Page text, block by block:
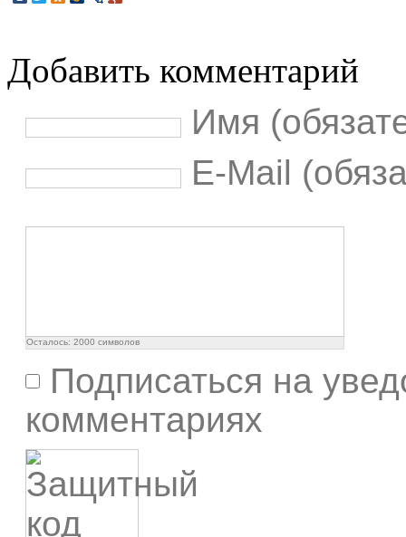
Добавить комментарий
Имя
E-Mail
Осталось: 2000 символов
Подписаться на
комментариях